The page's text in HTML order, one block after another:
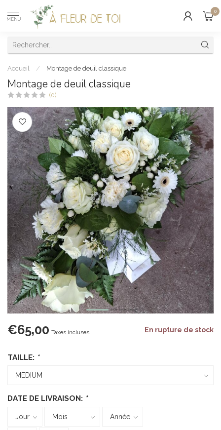
MENU
0
Accueil / Montage de deuil classique
Montage de deuil classique
(0)
€65,00 Taxes incluses En rupture de stock
TAILLE: *
DATE DE LIVRAISON: *